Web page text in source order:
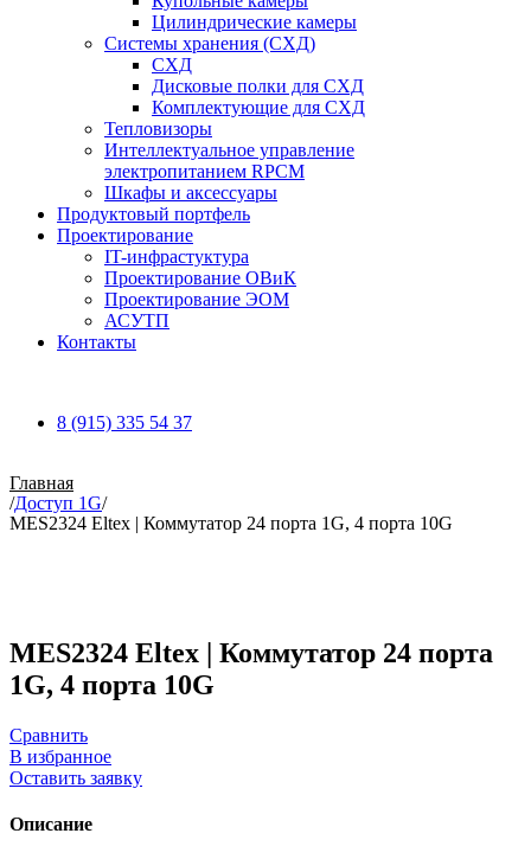
Цилиндрические камеры
Системы хранения (СХД)
СХД
Дисковые полки для СХД
Комплектующие для СХД
Тепловизоры
Интеллектуальное управление
электропитанием RPCM
Шкафы и аксессуары
Продуктовый портфель
Проектирование
IT-инфрастуктура
Проектирование ОВиК
Проектирование ЭОМ
АСУТП
Контакты
8 (915) 335 54 37
Главная
/Доступ 1G/
MES2324 Eltex | Коммутатор 24 порта 1G, 4 порта 10G
MES2324 Eltex | Коммутатор 24 порта
1G, 4 порта 10G
Сравнить
В избранное
Оставить заявку
Описание